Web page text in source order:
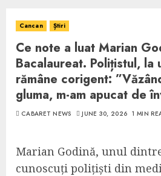
Cancan Știri
Ce note a luat Marian
Bacalaureat. Polițistul, la
rămâne corigent:
gluma, m-am apucat de
CABARET NEWS JUNE 30, 2026 1 MIN
Marian Godină, unul
cunoscuți polițiști din